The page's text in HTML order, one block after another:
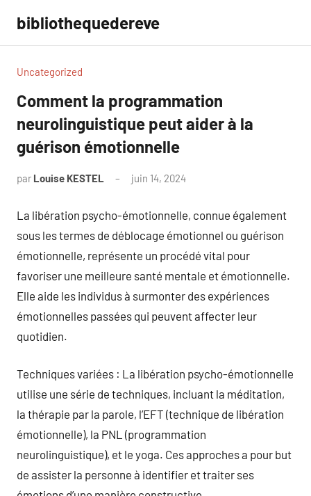
contenu
bibliothequedereve
Uncategorized
Comment la programmation
neurolinguistique peut aider à la
guérison émotionnelle
par Louise KESTEL juin 14, 2024
La libération psycho-émotionnelle, connue également
sous les termes de déblocage émotionnel ou guérison
émotionnelle, représente un procédé vital pour
favoriser une meilleure santé mentale et émotionnelle.
Elle aide les individus à surmonter des expériences
émotionnelles passées qui peuvent affecter leur
quotidien.
Techniques variées : La libération psycho-émotionnelle
utilise une série de techniques, incluant la méditation,
la thérapie par la parole, l’EFT (technique de libération
émotionnelle), la PNL (programmation
neurolinguistique), et le yoga. Ces approches a pour but
de assister la personne à identifier et traiter ses